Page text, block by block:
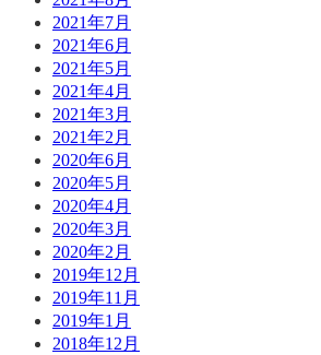
2021年7月
2021年6月
2021年5月
2021年4月
2021年3月
2021年2月
2020年6月
2020年5月
2020年4月
2020年3月
2020年2月
2019年12月
2019年11月
2019年1月
2018年12月